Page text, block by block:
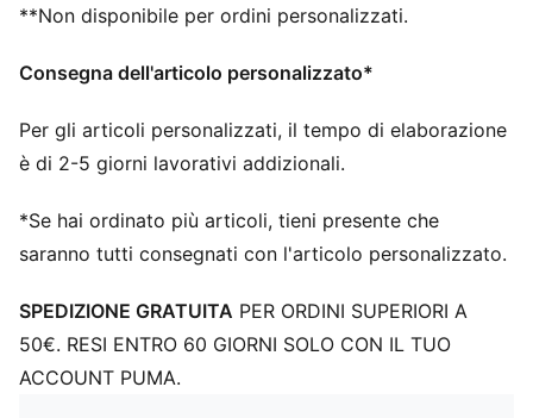
Larghezza: Regolare
Tipo di punta: Rotonda
Fibbia: Lacci
Combinazione di linee di rete rialzate e tecnologia
GripControl per una migliore presa e controllo della
palla
Tipo di tacco: Tacco piatto
Soletta interna leggera e rimovibile con tecnologia
NanoGrip
**Non disponibile per ordini personalizzati.
Consegna dell'articolo personalizzato*
Per gli articoli personalizzati, il tempo di elaborazione
è di 2-5 giorni lavorativi addizionali.
*Se hai ordinato più articoli, tieni presente che
saranno tutti consegnati con l'articolo personalizzato.
SPEDIZIONE GRATUITA PER ORDINI SUPERIORI A
50€. RESI ENTRO 60 GIORNI SOLO CON IL TUO
ACCOUNT PUMA.